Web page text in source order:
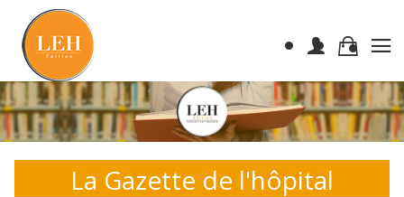
La Gazette de l'hôpital